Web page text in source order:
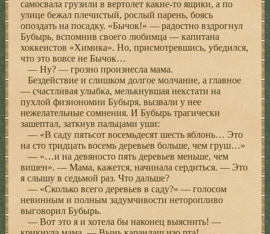
самосвала грузили в вертолет какие-то ящики, а по
улице бежал плечистый, рослый парень, боясь
опоздать на посадку. «Бычок!» — радостно вздрогнул
Бубырь, вспомнив своего любимца — капитана
хоккеистов «Химика». Но, присмотревшись, убедился,
что это вовсе не Бычок…
— Ну? — грозно произнесла мама.
Бездействие и слишком долгое молчание, а главное
— счастливая улыбка, мелькнувшая некстати на
пухлой физиономии Бубыря, вызвали у нее
нежелательные сомнения. И Бубырь трагически
зашептал, заткнув пальцами уши:
— «В саду пятьсот восемьдесят шесть яблонь… Это
на сто тридцать восемь деревьев больше, чем груш…»
— «…и на девяносто пять деревьев меньше, чем
вишен». — Мама, кажется, начинала сердиться. — Это
я слышу в седьмой раз. Что дальше?
— «Сколько всего деревьев в саду?» — голосом
невинным и полным задумчивости неторопливо
выговорил Бубырь.
— Вот это я и хотела бы наконец выяснить! —